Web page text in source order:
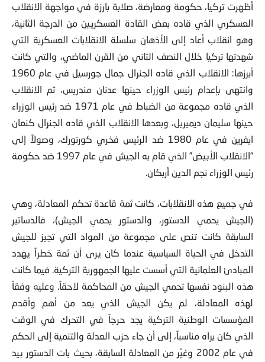
أظهرت تركيا، حكومة ومعارضة، صلابة بارزة في مواجهة الانقلاب
العسكري الذي قاده بعض القادة العسكريين من الدرجة الثانية،
وهو انقلاب أعاد إلى الأذهان سلسلة الانقلابات العسكرية التي
شهدتها تركيا خلال النصف الثاني من القرن الماضي، والتي كانت
أبرزها: الانقلاب الذي قاده الجنرال جمال جورسيل في عام 1960
وانتهى بإعدام رئيس الوزراء حينها عدنان مندريس، ثم الانقلاب
الذي قاده مجموعة من الضباط في عام 1971 ضد رئيس الوزراء
حينها سليمان ديميريل، وبعدها الانقلاب الذي قاده الجنرال كنعان
ايفرين في عام 1980 ضد الرئيس فخري كورتورك، وصولاً إلى
“الانقلاب الأبيض” الذي قام به الجيش في عام 1997 ضد حكومة
رئيس الوزراء نجم الدين أربكان.
في جميع هذه الانقلابات، كانت ثمة قاعدة تحكم المعادلة، وهي
(الجيش يحمي الدستور، والدستور يحمي الجيش)، فالدساتير
السابقة كانت تنص على مجموعة من المواد التي تجيز للجيش
التدخل في الحياة السياسية عندما كان يرى أن ثمة خطراً يهدد
المبادئ العلمانية التي أسست عليها الجمهورية التركية. فيما كانت
هذه البنود نفسها تحمي الجيش من المحاكمة لاحقاً. وعليه وفقاً
لهذه المعادلة، لم يكن الجيش الذي يعد من أهم وأقدم
المؤسسات الوطنية التركية يجد حرجاً في التحرك في الوقت
الذي كان يراه مناسباً، إلى أن جاء حزب العدلة والتنمية إلى الحكم
في عام 2002 وغيَّر من المعادلة السابقة، بحيث بات الدستور بيد